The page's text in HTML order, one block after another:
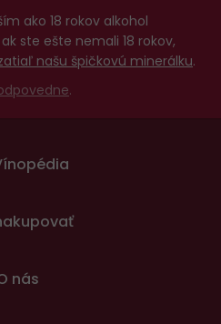
ako 18 rokov alkohol
ste ešte nemali 18 rokov,
našu špičkovú minerálku.
.
nás